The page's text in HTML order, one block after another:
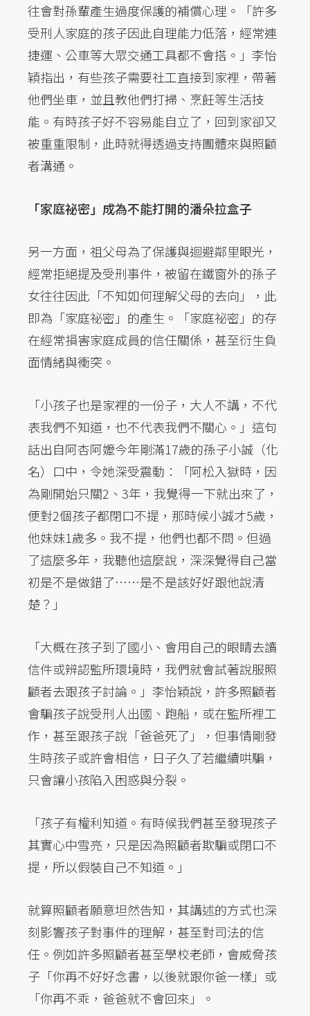
往會對孫輩產生過度保護的補償心理。「許多
受刑人家庭的孩子因此自理能力低落，經常連
捷運、公車等大眾交通工具都不會搭。」李怡
穎指出，有些孩子需要社工直接到家裡，帶著
他們坐車，並且教他們打掃、烹飪等生活技
能。有時孩子好不容易能自立了，回到家卻又
被重重限制，此時就得透過支持團體來與照顧
者溝通。
「家庭祕密」成為不能打開的潘朵拉盒子
另一方面，祖父母為了保護與迴避鄰里眼光，
經常拒絕提及受刑事件，被留在鐵窗外的孫子
女往往因此「不知如何理解父母的去向」，此
即為「家庭祕密」的產生。「家庭祕密」的存
在經常損害家庭成員的信任關係，甚至衍生負
面情緒與衝突。
「小孩子也是家裡的一份子，大人不講，不代
表我們不知道，也不代表我們不關心。」這句
話出自阿杏阿嬤今年剛滿17歲的孫子小誠（化
名）口中，令她深受震動：「阿松入獄時，因
為剛開始只關2、3年，我覺得一下就出來了，
便對2個孩子都閉口不提，那時候小誠才5歲，
他妹妹1歲多。我不提，他們也都不問。但過
了這麼多年，我聽他這麼說，深深覺得自己當
初是不是做錯了……是不是該好好跟他說清
楚？」
「大概在孩子到了國小、會用自己的眼睛去讀
信件或辨認監所環境時，我們就會試著說服照
顧者去跟孩子討論。」李怡穎說，許多照顧者
會騙孩子說受刑人出國、跑船，或在監所裡工
作，甚至跟孩子說「爸爸死了」，但事情剛發
生時孩子或許會相信，日子久了若繼續哄騙，
只會讓小孩陷入困惑與分裂。
「孩子有權利知道。有時候我們甚至發現孩子
其實心中雪亮，只是因為照顧者欺騙或閉口不
提，所以假裝自己不知道。」
就算照顧者願意坦然告知，其講述的方式也深
刻影響孩子對事件的理解，甚至對司法的信
任。例如許多照顧者甚至學校老師，會威脅孩
子「你再不好好念書，以後就跟你爸一樣」或
「你再不乖，爸爸就不會回來」。